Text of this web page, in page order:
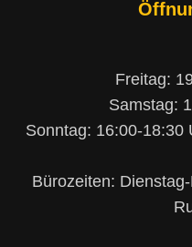
Freitag:
Samstag:
Sonntag: 16:00-18:30
Bürozeiten: